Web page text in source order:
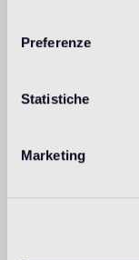
Preferenze
Statistiche
Marketing
VTC 10.33
Download